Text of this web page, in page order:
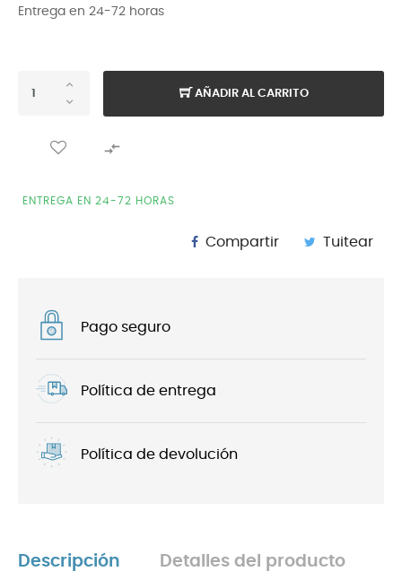
Entrega en 24-72 horas
AÑADIR AL CARRITO

ENTREGA EN 24-72 HORAS
Compartir Tuitear
Pago seguro
Política de entrega
Política de devolución
Descripción Detalles del producto